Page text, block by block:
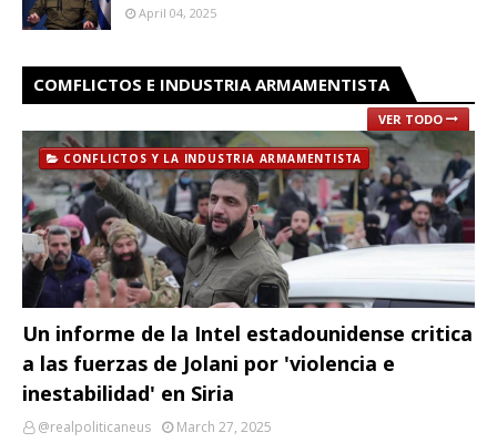
April 04, 2025
COMFLICTOS E INDUSTRIA ARMAMENTISTA
VER TODO
CONFLICTOS Y LA INDUSTRIA ARMAMENTISTA
Un informe de la Intel estadounidense critica
a las fuerzas de Jolani por 'violencia e
inestabilidad' en Siria
@realpoliticaneus
March 27, 2025